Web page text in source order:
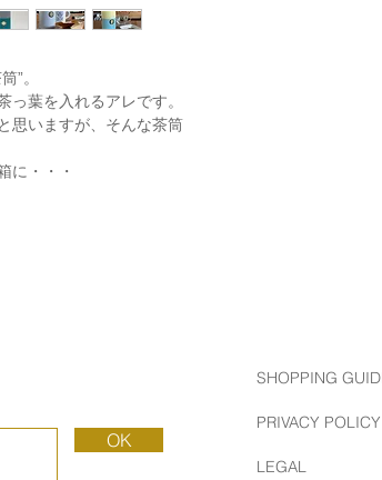
”。
葉を入れるアレです。
思いますが、そんな茶筒
に・・・
OK
SHOPPING
PRIVACY POLICY
LEGAL